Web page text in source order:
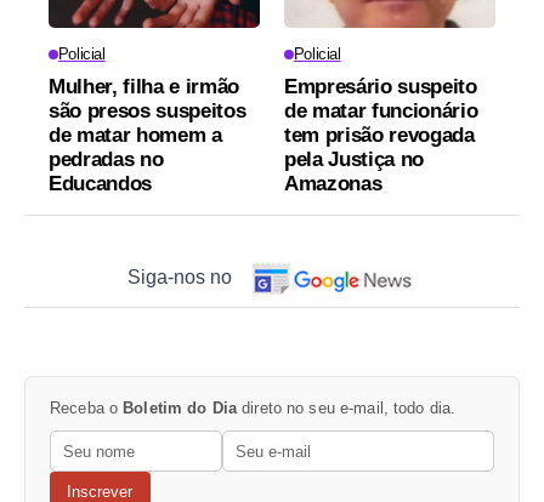
Policial
Mulher, filha e irmão
são presos suspeitos
de matar homem a
pedradas no
Educandos
Policial
Empresário suspeito
de matar funcionário
tem prisão revogada
pela Justiça no
Amazonas
Siga-nos no
Receba o Boletim do Dia direto no seu e-mail, todo dia.
Inscrever